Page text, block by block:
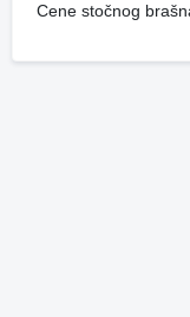
Cene stočnog